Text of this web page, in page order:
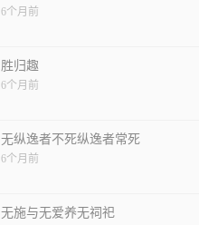
6个月前
胜归趣
6个月前
无纵逸者不死纵逸者常死
6个月前
无施与无爱养无祠祀